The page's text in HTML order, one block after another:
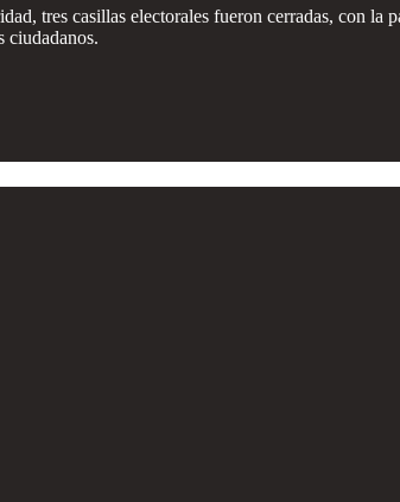
tres casillas electorales fueron cerradas, con
ciudadanos.